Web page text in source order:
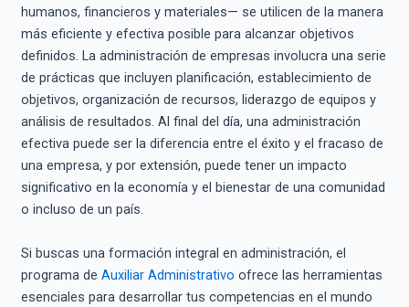
humanos, financieros y materiales— se utilicen de la manera
más eficiente y efectiva posible para alcanzar objetivos
definidos. La administración de empresas involucra una serie
de prácticas que incluyen planificación, establecimiento de
objetivos, organización de recursos, liderazgo de equipos y
análisis de resultados. Al final del día, una administración
efectiva puede ser la diferencia entre el éxito y el fracaso de
una empresa, y por extensión, puede tener un impacto
significativo en la economía y el bienestar de una comunidad
o incluso de un país.
Si buscas una formación integral en administración, el
programa de Auxiliar Administrativo ofrece las herramientas
esenciales para desarrollar tus competencias en el mundo